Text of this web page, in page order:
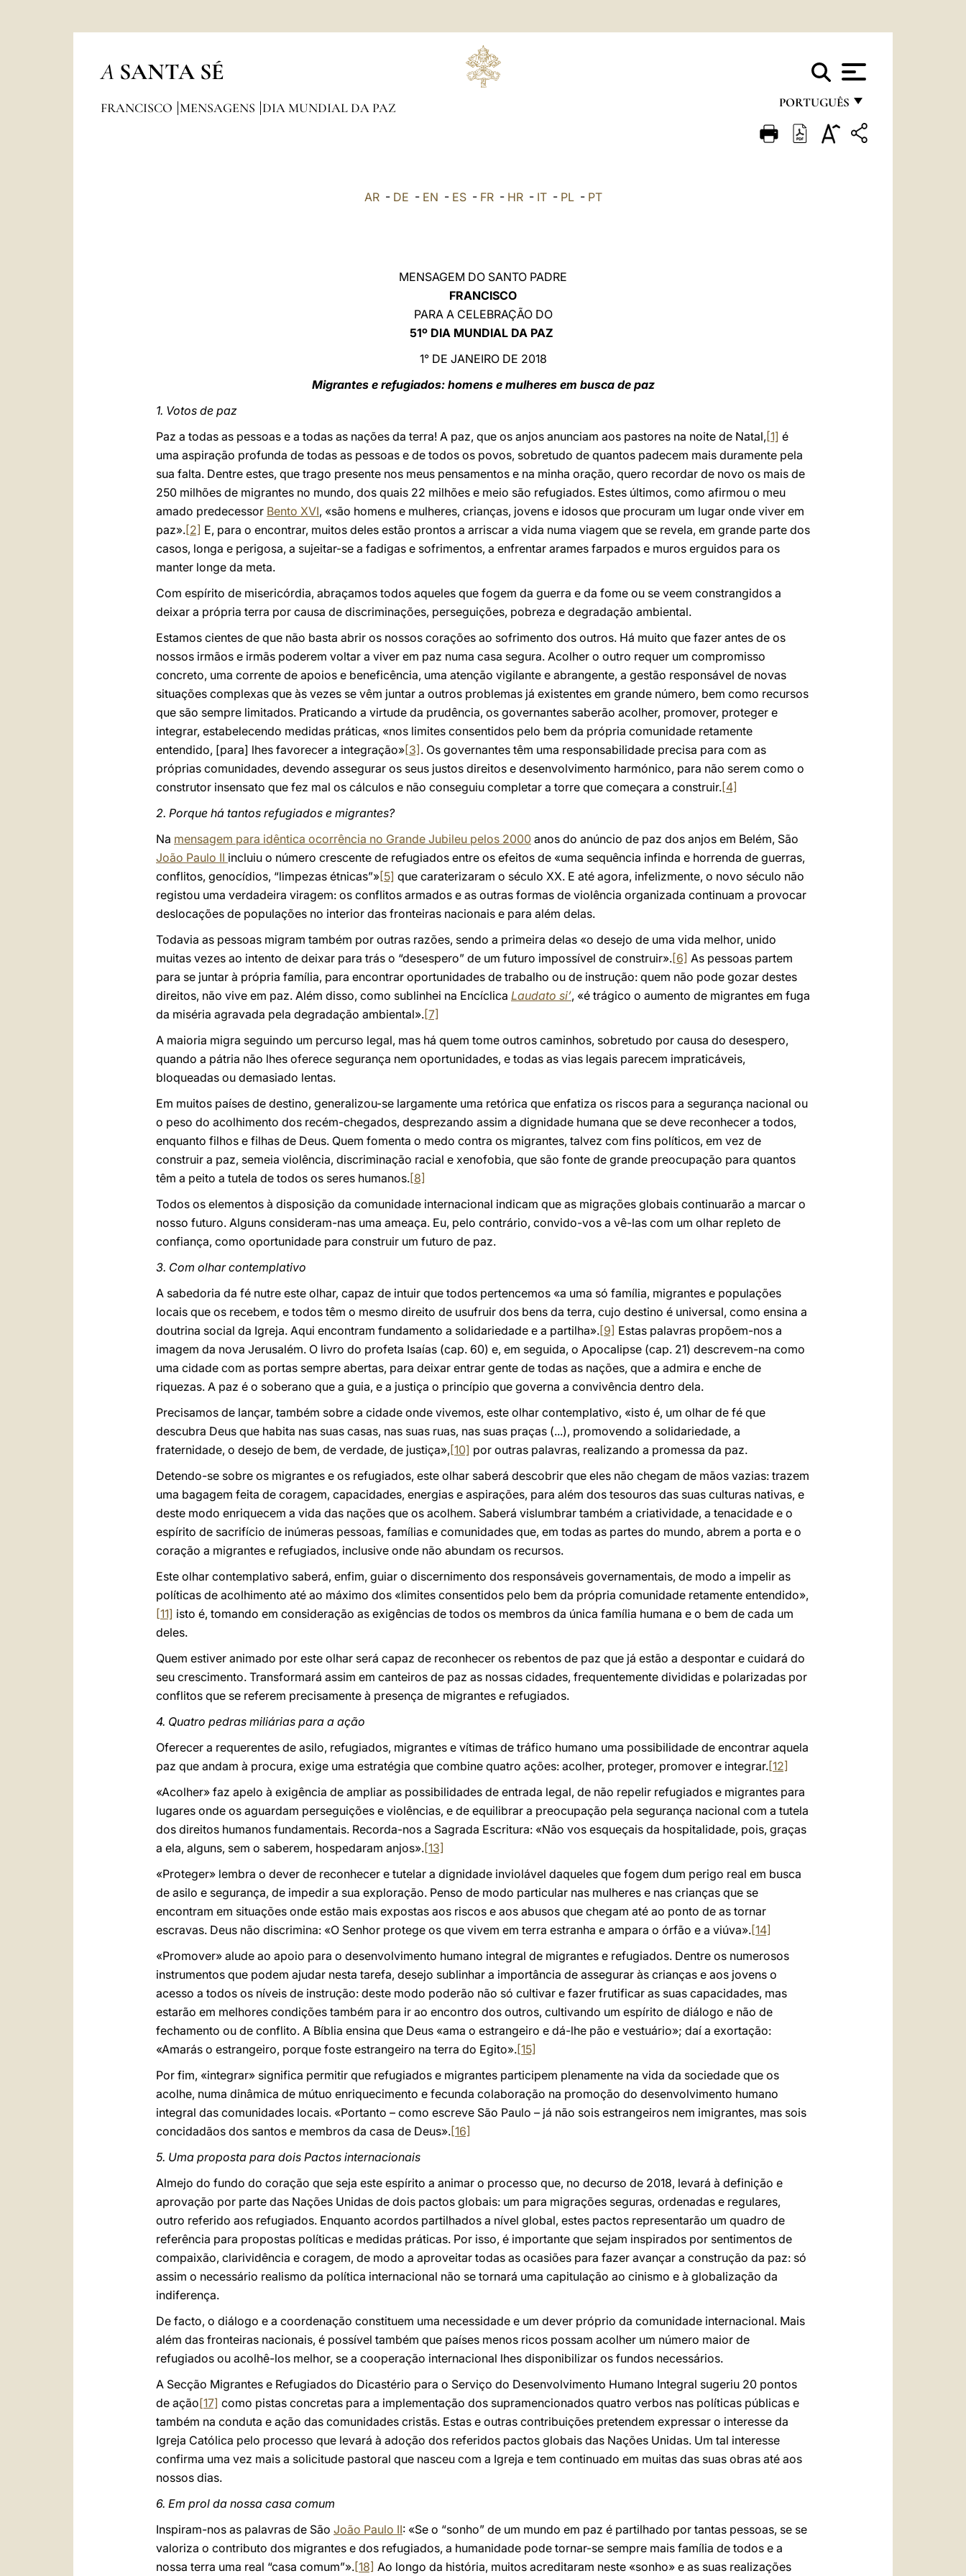
A SANTA SÉ
PORTUGUÊS
FRANÇAIS
FRANCISCO MENSAGENS DIA MUNDIAL DA PAZ
AR- DE - EN - ES- FR- HR- IT- PL- PT
MENSAGEM DO SANTO PADRE
FRANCISCO
PARA A CELEBRAÇÃO DO
51º DIA MUNDIAL DA PAZ
1° DE JANEIRO DE 2018
Migrantes e refugiados: homens e mulheres em busca de paz
1. Votos de paz
Paz a todas as pessoas e a todas as nações da terra! A paz, que os anjos anunciam aos pastores na noite de Natal, [1] é
uma aspiração profunda de todas as pessoas e de todos os povos, sobretudo de quantos padecem mais duramente pela
sua falta. Dentre estes, que trago presente nos meus pensamentos e na minha oração, quero recordar de novo os mais de
250 milhões de migrantes no mundo, dos quais 22 milhões e meio são refugiados. Estes últimos, como afirmou o meu
amado predecessor Bento XVI, «são homens e mulheres, crianças, jovens e idosos que procuram um lugar onde viver em
paz».[2] E, para o encontrar, muitos deles estão prontos a arriscar a vida numa viagem que se revela, em grande parte dos
casos, longa e perigosa, a sujeitar-se a fadigas e sofrimentos, a enfrentar arames farpados e muros erguidos para os
manter longe da meta.
Com espírito de misericórdia, abraçamos todos aqueles que fogem da guerra e da fome ou se veem constrangidos a
deixar a própria terra por causa de discriminações, perseguições, pobreza e degradação ambiental.
Estamos cientes de que não basta abrir os nossos corações ao sofrimento dos outros. Há muito que fazer antes de os
nossos irmãos e irmãs poderem voltar a viver em paz numa casa segura. Acolher o outro requer um compromisso
concreto, uma corrente de apoios e beneficência, uma atenção vigilante e abrangente, a gestão responsável de novas
situações complexas que às vezes se vêm juntar a outros problemas já existentes em grande número, bem como recursos
que são sempre limitados. Praticando a virtude da prudência, os governantes saberão acolher, promover, proteger e
integrar, estabelecendo medidas práticas, «nos limites consentidos pelo bem da própria comunidade retamente
entendido, [para] lhes favorecer a integração»[3] . Os governantes têm uma responsabilidade precisa para com as
próprias comunidades, devendo assegurar os seus justos direitos e desenvolvimento harmónico, para não serem como o
construtor insensato que fez mal os cálculos e não conseguiu completar a torre que começara a construir.[4]
2. Porque há tantos refugiados e migrantes?
Na mensagem para idêntica ocorrência no Grande Jubileu pelos 2000 anos do anúncio de paz dos anjos em Belém, São
João Paulo II incluiu o número crescente de refugiados entre os efeitos de «uma sequência infinda e horrenda de guerras,
conflitos, genocídios, “limpezas étnicas”»[5] que caraterizaram o século XX. E até agora, infelizmente, o novo século não
registou uma verdadeira viragem: os conflitos armados e as outras formas de violência organizada continuam a provocar
deslocações de populações no interior das fronteiras nacionais e para além delas.
Todavia as pessoas migram também por outras razões, sendo a primeira delas «o desejo de uma vida melhor, unido
muitas vezes ao intento de deixar para trás o “desespero” de um futuro impossível de construir».[6] As pessoas partem
para se juntar à própria família, para encontrar oportunidades de trabalho ou de instrução: quem não pode gozar destes
direitos, não vive em paz. Além disso, como sublinhei na Encíclica Laudato si’, «é trágico o aumento de migrantes em fuga
da miséria agravada pela degradação ambiental».[7]
A maioria migra seguindo um percurso legal, mas há quem tome outros caminhos, sobretudo por causa do desespero,
quando a pátria não lhes oferece segurança nem oportunidades, e todas as vias legais parecem impraticáveis,
bloqueadas ou demasiado lentas.
Em muitos países de destino, generalizou-se largamente uma retórica que enfatiza os riscos para a segurança nacional ou
o peso do acolhimento dos recém-chegados, desprezando assim a dignidade humana que se deve reconhecer a todos,
enquanto filhos e filhas de Deus. Quem fomenta o medo contra os migrantes, talvez com fins políticos, em vez de
construir a paz, semeia violência, discriminação racial e xenofobia, que são fonte de grande preocupação para quantos
têm a peito a tutela de todos os seres humanos.[8]
Todos os elementos à disposição da comunidade internacional indicam que as migrações globais continuarão a marcar o
nosso futuro. Alguns consideram-nas uma ameaça. Eu, pelo contrário, convido-vos a vê-las com um olhar repleto de
confiança, como oportunidade para construir um futuro de paz.
3. Com olhar contemplativo
A sabedoria da fé nutre este olhar, capaz de intuir que todos pertencemos «a uma só família, migrantes e populações
locais que os recebem, e todos têm o mesmo direito de usufruir dos bens da terra, cujo destino é universal, como ensina a
doutrina social da Igreja. Aqui encontram fundamento a solidariedade e a partilha».[9] Estas palavras propõem-nos a
imagem da nova Jerusalém. O livro do profeta Isaías (cap. 60) e, em seguida, o Apocalipse (cap. 21) descrevem-na como
uma cidade com as portas sempre abertas, para deixar entrar gente de todas as nações, que a admira e enche de
riquezas. A paz é o soberano que a guia, e a justiça o princípio que governa a convivência dentro dela.
Precisamos de lançar, também sobre a cidade onde vivemos, este olhar contemplativo, «isto é, um olhar de fé que
descubra Deus que habita nas suas casas, nas suas ruas, nas suas praças (...), promovendo a solidariedade, a
fraternidade, o desejo de bem, de verdade, de justiça», [10] por outras palavras, realizando a promessa da paz.
Detendo-se sobre os migrantes e os refugiados, este olhar saberá descobrir que eles não chegam de mãos vazias: trazem
uma bagagem feita de coragem, capacidades, energias e aspirações, para além dos tesouros das suas culturas nativas, e
deste modo enriquecem a vida das nações que os acolhem. Saberá vislumbrar também a criatividade, a tenacidade e o
espírito de sacrifício de inúmeras pessoas, famílias e comunidades que, em todas as partes do mundo, abrem a porta e o
coração a migrantes e refugiados, inclusive onde não abundam os recursos.
Este olhar contemplativo saberá, enfim, guiar o discernimento dos responsáveis governamentais, de modo a impelir as
políticas de acolhimento até ao máximo dos «limites consentidos pelo bem da própria comunidade retamente entendido»,
[11] isto é, tomando em consideração as exigências de todos os membros da única família humana e o bem de cada um
deles.
Quem estiver animado por este olhar será capaz de reconhecer os rebentos de paz que já estão a despontar e cuidará do
seu crescimento. Transformará assim em canteiros de paz as nossas cidades, frequentemente divididas e polarizadas por
conflitos que se referem precisamente à presença de migrantes e refugiados.
4. Quatro pedras miliárias para a ação
Oferecer a requerentes de asilo, refugiados, migrantes e vítimas de tráfico humano uma possibilidade de encontrar aquela
paz que andam à procura, exige uma estratégia que combine quatro ações: acolher, proteger, promover e integrar.[12]
«Acolher» faz apelo à exigência de ampliar as possibilidades de entrada legal, de não repelir refugiados e migrantes para
lugares onde os aguardam perseguições e violências, e de equilibrar a preocupação pela segurança nacional com a tutela
dos direitos humanos fundamentais. Recorda-nos a Sagrada Escritura: «Não vos esqueçais da hospitalidade, pois, graças
a ela, alguns, sem o saberem, hospedaram anjos».[13]
«Proteger» lembra o dever de reconhecer e tutelar a dignidade inviolável daqueles que fogem dum perigo real em busca
de asilo e segurança, de impedir a sua exploração. Penso de modo particular nas mulheres e nas crianças que se
encontram em situações onde estão mais expostas aos riscos e aos abusos que chegam até ao ponto de as tornar
escravas. Deus não discrimina: «O Senhor protege os que vivem em terra estranha e ampara o órfão e a viúva».[14]
«Promover» alude ao apoio para o desenvolvimento humano integral de migrantes e refugiados. Dentre os numerosos
instrumentos que podem ajudar nesta tarefa, desejo sublinhar a importância de assegurar às crianças e aos jovens o
acesso a todos os níveis de instrução: deste modo poderão não só cultivar e fazer frutificar as suas capacidades, mas
estarão em melhores condições também para ir ao encontro dos outros, cultivando um espírito de diálogo e não de
fechamento ou de conflito. A Bíblia ensina que Deus «ama o estrangeiro e dá-lhe pão e vestuário»; daí a exortação:
«Amarás o estrangeiro, porque foste estrangeiro na terra do Egito».[15]
Por fim, «integrar» significa permitir que refugiados e migrantes participem plenamente na vida da sociedade que os
acolhe, numa dinâmica de mútuo enriquecimento e fecunda colaboração na promoção do desenvolvimento humano
integral das comunidades locais. «Portanto – como escreve São Paulo – já não sois estrangeiros nem imigrantes, mas sois
concidadãos dos santos e membros da casa de Deus».[16]
5. Uma proposta para dois Pactos internacionais
Almejo do fundo do coração que seja este espírito a animar o processo que, no decurso de 2018, levará à definição e
aprovação por parte das Nações Unidas de dois pactos globais: um para migrações seguras, ordenadas e regulares,
outro referido aos refugiados. Enquanto acordos partilhados a nível global, estes pactos representarão um quadro de
referência para propostas políticas e medidas práticas. Por isso, é importante que sejam inspirados por sentimentos de
compaixão, clarividência e coragem, de modo a aproveitar todas as ocasiões para fazer avançar a construção da paz: só
assim o necessário realismo da política internacional não se tornará uma capitulação ao cinismo e à globalização da
indiferença.
De facto, o diálogo e a coordenação constituem uma necessidade e um dever próprio da comunidade internacional. Mais
além das fronteiras nacionais, é possível também que países menos ricos possam acolher um número maior de
refugiados ou acolhê-los melhor, se a cooperação internacional lhes disponibilizar os fundos necessários.
A Secção Migrantes e Refugiados do Dicastério para o Serviço do Desenvolvimento Humano Integral sugeriu 20 pontos
de ação[17] como pistas concretas para a implementação dos supramencionados quatro verbos nas políticas públicas e
também na conduta e ação das comunidades cristãs. Estas e outras contribuições pretendem expressar o interesse da
Igreja Católica pelo processo que levará à adoção dos referidos pactos globais das Nações Unidas. Um tal interesse
confirma uma vez mais a solicitude pastoral que nasceu com a Igreja e tem continuado em muitas das suas obras até aos
nossos dias.
6. Em prol da nossa casa comum
Inspiram-nos as palavras de São João Paulo II: «Se o “sonho” de um mundo em paz é partilhado por tantas pessoas, se se
valoriza o contributo dos migrantes e dos refugiados, a humanidade pode tornar-se sempre mais família de todos e a
nossa terra uma real “casa comum”».[18] Ao longo da história, muitos acreditaram neste «sonho» e as suas realizações